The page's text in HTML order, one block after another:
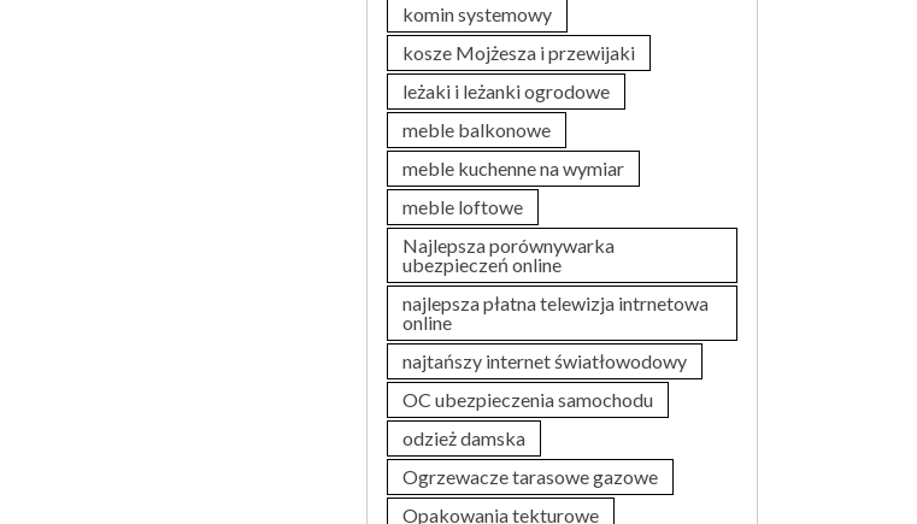
komin systemowy
kosze Mojżesza i przewijaki
leżaki i leżanki ogrodowe
meble balkonowe
meble kuchenne na wymiar
meble loftowe
Najlepsza porównywarka
ubezpieczeń online
najlepsza płatna telewizja intrnetowa
online
najtańszy internet światłowodowy
OC ubezpieczenia samochodu
odzież damska
Ogrzewacze tarasowe gazowe
Opakowania tekturowe